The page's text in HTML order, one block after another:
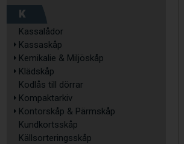
K
Kassalådor
Kassaskåp
Kemikalie & Miljöskåp
Klädskåp
Kodlås till dörrar
Kompaktarkiv
Kontorskåp & Pärmskåp
Kundkortsskåp
Källsorteringsskåp